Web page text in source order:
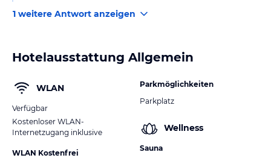
Zimmer empfehlen, denn es gibt vor dem
Hotel wurden 2019 Tische und Stühle zum Verweilen
aufgestellt. Das Hotel und Restaurant ist sehr zu
empfehlen - sh. viele gute Bewertungen.
1 weitere Antwort anzeigen
Hotelausstattung Allgemein
WLAN
Verfügbar
Kostenloser WLAN-
Internetzugang inklusive
WLAN Kostenfrei
Parkmöglichkeiten
Parkplatz
Wellness
Sauna